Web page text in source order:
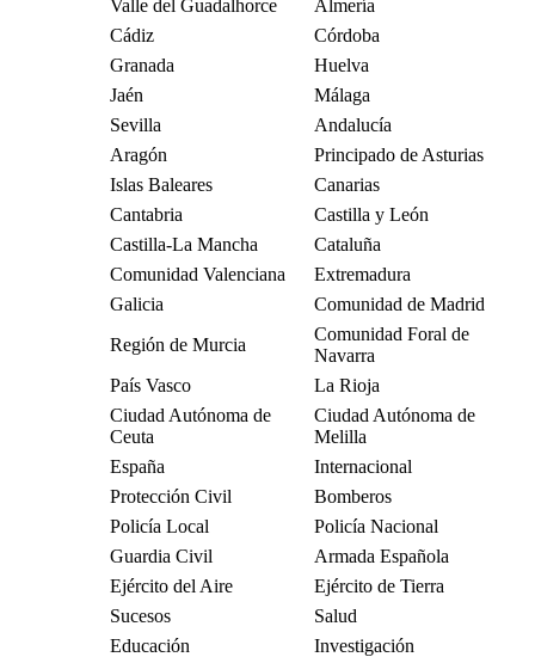
Valle del Guadalhorce
Almería
Cádiz
Córdoba
Granada
Huelva
Jaén
Málaga
Sevilla
Andalucía
Aragón
Principado de Asturias
Islas Baleares
Canarias
Cantabria
Castilla y León
Castilla-La Mancha
Cataluña
Comunidad Valenciana
Extremadura
Galicia
Comunidad de Madrid
Región de Murcia
Comunidad Foral de
Navarra
País Vasco
La Rioja
Ciudad Autónoma de
Ceuta
Ciudad Autónoma de
Melilla
España
Internacional
Protección Civil
Bomberos
Policía Local
Policía Nacional
Guardia Civil
Armada Española
Ejército del Aire
Ejército de Tierra
Sucesos
Salud
Educación
Investigación